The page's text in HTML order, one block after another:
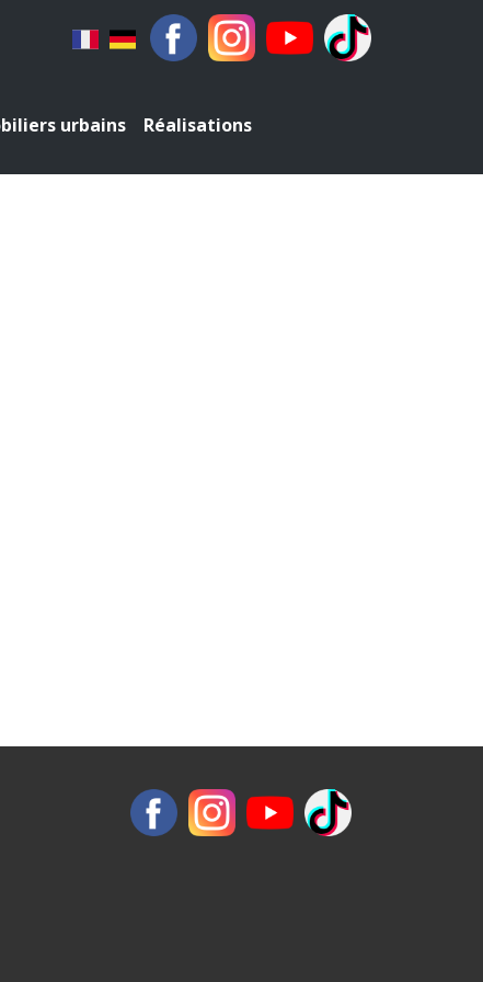
urbains Réalisations